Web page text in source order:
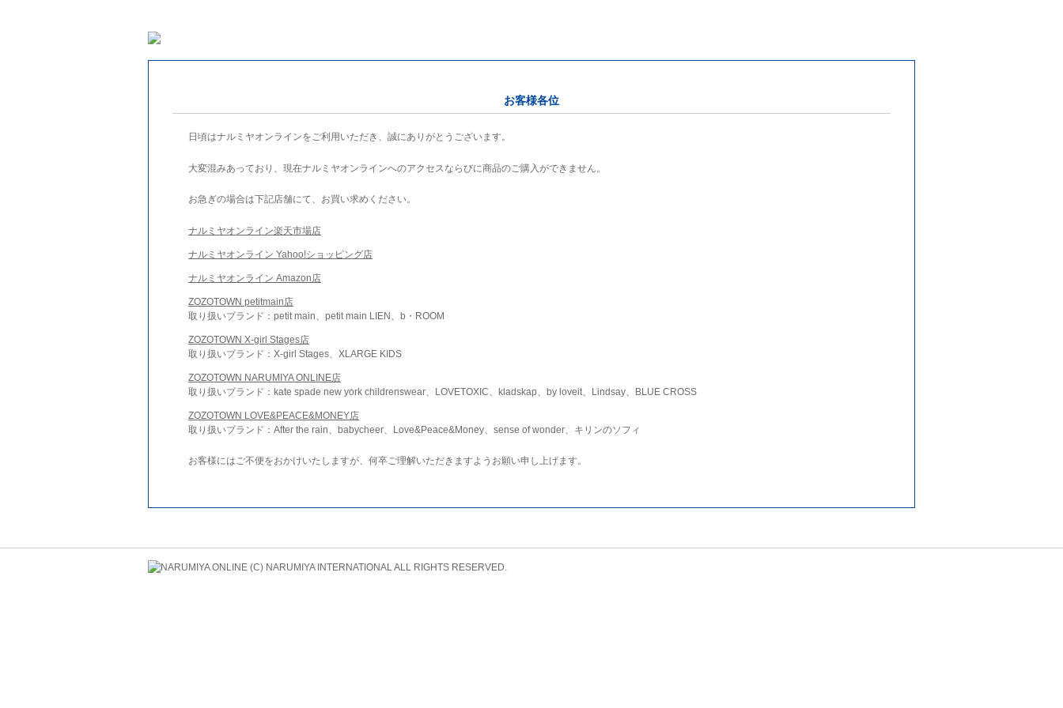
お客様各位
日頃はナルミヤオンラインをご利用いただき、誠にありがとうございます。
大変混みあっており、現在ナルミヤオンラインへのアクセスならびに商品のご購入ができません。
お急ぎの場合は下記店舗にて、お買い求めください。
ナルミヤオンライン楽天市場店
ナルミヤオンライン Yahoo!ショッピング店
ナルミヤオンライン Amazon店
ZOZOTOWN petitmain店
取り扱いブランド：petit main、petit main LIEN、b・ROOM
ZOZOTOWN X-girl Stages店
取り扱いブランド：X-girl Stages、XLARGE KIDS
ZOZOTOWN NARUMIYA ONLINE店
取り扱いブランド：kate spade new york childrenswear、LOVETOXIC、kladskap、by loveit、Lindsay、BLUE CROSS
ZOZOTOWN LOVE&PEACE&MONEY店
取り扱いブランド：After the rain、babycheer、Love&Peace&Money、sense of wonder、キリンのソフィ
お客様にはご不便をおかけいたしますが、何卒ご理解いただきますようお願い申し上げます。